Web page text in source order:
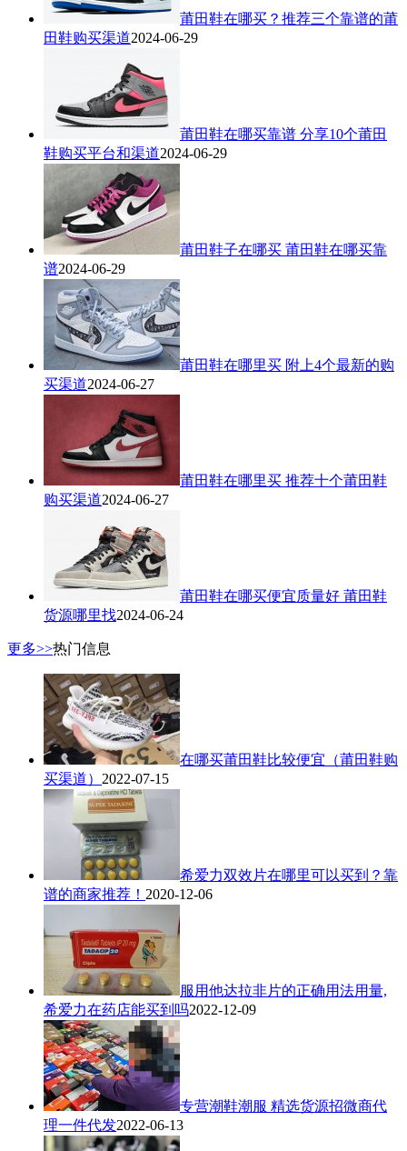
莆田鞋在哪买？推荐三个靠谱的莆
田鞋购买渠道2024-06-29
莆田鞋在哪买靠谱 分享10个莆田
鞋购买平台和渠道2024-06-29
莆田鞋子在哪买 莆田鞋在哪买靠
谱2024-06-29
莆田鞋在哪里买 附上4个最新的购
买渠道2024-06-27
莆田鞋在哪里买 推荐十个莆田鞋
购买渠道2024-06-27
莆田鞋在哪买便宜质量好 莆田鞋
货源哪里找2024-06-24
更多>>热门信息
在哪买莆田鞋比较便宜（莆田鞋购
买渠道） 2022-07-15
希爱力双效片在哪里可以买到？靠
谱的商家推荐！ 2020-12-06
服用他达拉非片的正确用法用量,
希爱力在药店能买到吗2022-12-09
专营潮鞋潮服 精选货源招微商代
理一件代发2022-06-13